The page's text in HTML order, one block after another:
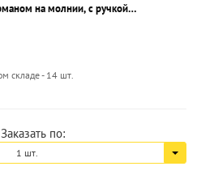
на молнии, с ручкой
складе - 14 шт.
Заказать по:
1 шт.